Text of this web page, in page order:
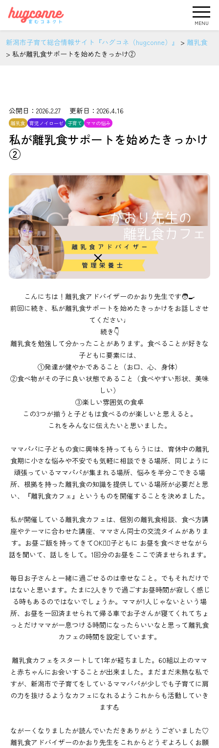
MENU
新潟市子育て総合情報サイト『ハグコネ（hugconne）』 > 離乳食
> 私が離乳食サポートを始めたきっかけ②
公開日：2026.2.27 更新日：2026.4.16
離乳食 育児ノイローゼ 子育て ママの悩み
私が離乳食サポートを始めたきっかけ
②
こんにちは！離乳食アドバイザーのかおり先生です🧑‍🍳
前回に続き、私が離乳食サポートを始めたきっかけをお話しさせ
てください♩
続き👇
離乳食を勉強して分かったことがあります。食べることが好きな
子どもに要素には、
①発達が健やかであること（お口、心、身体）
②食べ物がその子に良い状態であること（食べやすい形状、美味
しい）
③楽しい雰囲気の食卓
この3つが揃うと子どもは食べるのが楽しいと思えると。
これをみんなに伝えたいと思いました。
ママパパに子どもの食に興味を持ってもらうには、育休中の離乳
食期に小さな悩みや不安でも気軽に相談できる場所、同じように
頑張っているママパパが集まれる場所、悩みを半分こできる場
所、根拠を持った離乳食の知識を提供している場所が必要だと思
い、『離乳食カフェ』というものを開催することを決めました。
私が開催している離乳食カフェは、個別の離乳食相談、食べ方講
座やテーマに合わせた講座、ママさん同士の交流タイムがありま
す。お昼ご飯を持ってきてOK🙆‍♀️子どもに お昼を食べさせながら
話を聞いて、話しをして。1回分のお昼をここで済ませられます。
毎日お子さんと一緒に過ごせるのは幸せなこと。でもそれだけで
はないと思います。たまに2人きりで過ごすお昼時間が寂しく感じ
る時もあるのではないでしょうか。ママが1人じゃないという場
所、お昼を一回済ませられて帰る車でお子さんが寝てくれてちょ
っとだけママが一息つける時間になったらいいなと思って離乳食
カフェの時間を設定しています。
離乳食カフェをスタートして1年が経ちました。60組以上のママ
と赤ちゃんにお会いすることが出来ました。まだまだ未熟な私で
すが、新潟市で子育てをしているママパパが少しでも子育てに肩
の力を抜けるようなカフェになれるようこれからも活動していき
ます💪
ながーくなりましたが読んでいただきありがとうございました♡
離乳食アドバイザーのかおり先生をこれからどうぞよろしくお願